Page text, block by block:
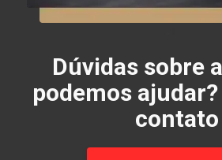
Dúvidas sobre
podemos
contato